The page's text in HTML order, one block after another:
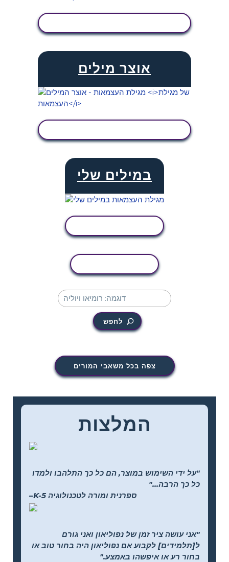
אוצר מילים
במילים שלי
לחפש
צפה בכל משאבי המורים
המלצות
"על ידי השימוש במוצר, הם כל כך התלהבו ולמדו
כל כך הרבה..."
–K-5 ספרנית ומורה לטכנולוגיה
"אני עושה ציר זמן של נפוליאון ואני גורם
ל[תלמידים] לקבוע אם נפוליאון היה בחור טוב או
בחור רע או איפשהו באמצע."